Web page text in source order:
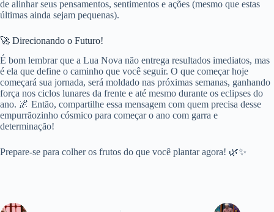
de alinhar seus pensamentos, sentimentos e ações (mesmo que estas
últimas ainda sejam pequenas).
🚀 Direcionando o Futuro!
É bom lembrar que a Lua Nova não entrega resultados imediatos, mas
é ela que define o caminho que você seguir. O que começar hoje
começará sua jornada, será moldado nas próximas semanas, ganhando
força nos ciclos lunares da frente e até mesmo durante os eclipses do
ano. 🌌 Então, compartilhe essa mensagem com quem precisa desse
empurrãozinho cósmico para começar o ano com garra e
determinação!
Prepare-se para colher os frutos do que você plantar agora! 🌿✨